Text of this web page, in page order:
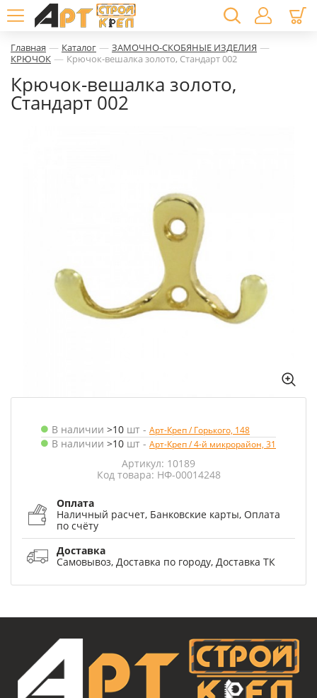
Главная — Каталог — ЗАМОЧНО-СКОБЯНЫЕ ИЗДЕЛИЯ —
КРЮЧОК — Крючок-вешалка золото, Стандарт 002
Крючок-вешалка золото,
Стандарт 002
В наличии >10 шт - Арт-Креп / Горького, 148
В наличии >10 шт - Арт-Креп / 4-й микрорайон, 31
Артикул: 10189
Код товара: НФ-00014248
Оплата
Наличный расчет, Банковские карты, Оплата
по счёту
Доставка
Самовывоз, Доставка по городу, Доставка ТК